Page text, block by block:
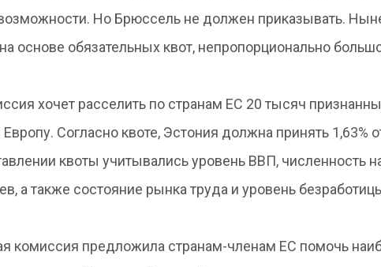
Но Брюссель не должен приказывать.
основе обязательных квот, непропорционально
хочет расселить по странам ЕС 20 тысяч
Согласно квоте, Эстония должна принять 1,63%
квоты учитывались уровень ВВП, численность
а также состояние рынка труда и уровень
комиссия предложила странам-членам ЕС помочь